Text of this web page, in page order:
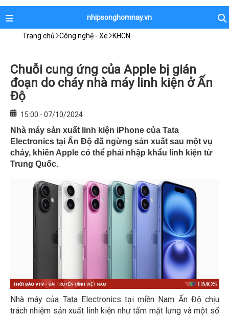
nhipsonghomnay.vn
Trang chủ Công nghệ - Xe KHCN
Chuỗi cung ứng của Apple bị gián
đoạn do cháy nhà máy linh kiện ở Ấn
Độ
15:00 - 07/10/2024
Nhà máy sản xuất linh kiện iPhone của Tata
Electronics tại Ấn Độ đã ngừng sản xuất sau một vụ
cháy, khiến Apple có thể phải nhập khẩu linh kiện từ
Trung Quốc.
Nhà máy của Tata Electronics tại miền Nam Ấn Độ chịu
trách nhiệm sản xuất linh kiện như tấm mặt lưng và một số